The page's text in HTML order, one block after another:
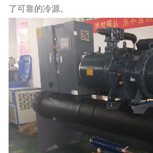
了可靠的冷源。